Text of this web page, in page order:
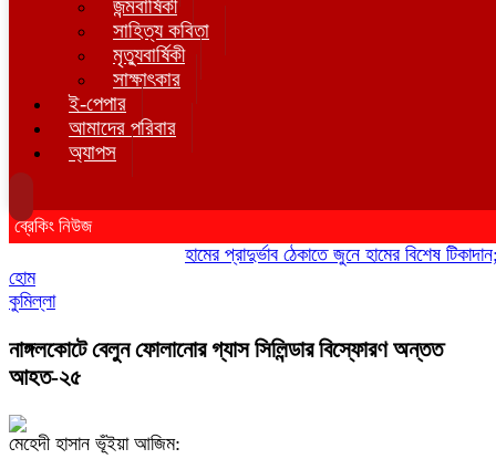
জন্মবার্ষিকী
সাহিত্য কবিতা
মৃত্যুবার্ষিকী
সাক্ষাৎকার
ই-পেপার
আমাদের পরিবার
অ্যাপস
ব্রেকিং নিউজ
হামের প্রাদুর্ভাব ঠেকাতে জুনে হামের বিশেষ টিকাদান;
হোম
কুমিল্লা
নাঙ্গলকোটে বেলুন ফোলানোর গ্যাস সিলিন্ডার বিস্ফোরণ অন্তত
আহত-২৫
মেহেদী হাসান ভূঁইয়া আজিম: